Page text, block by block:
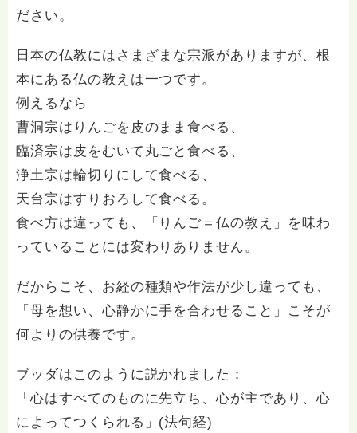
ださい。
日本の仏教にはさまざまな宗派がありますが、根
本にある仏の教えは一つです。
例えるなら
曹洞宗はりんごを皮のまま食べる、
臨済宗は皮をむいて丸ごと食べる、
浄土宗は輪切りにして食べる、
天台宗はすりおろして食べる。
食べ方は違っても、「りんご＝仏の教え」を味わ
っていることには変わりありません。
だからこそ、お経の種類や作法が少し違っても、
「母を想い、心静かに手を合わせること」こそが
何よりの供養です。
ブッダはこのように説かれました：
「心はすべてのものに先立ち、心が主であり、心
によってつくられる」(法句経)